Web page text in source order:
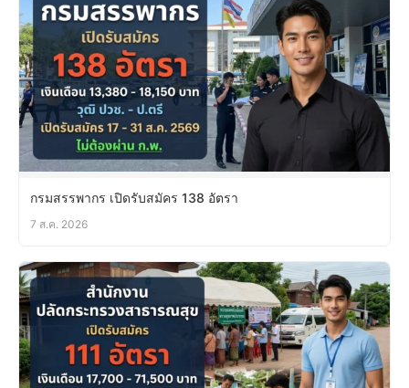
กรมสรรพากร เปิดรับสมัคร 138 อัตรา
7 ส.ค. 2026